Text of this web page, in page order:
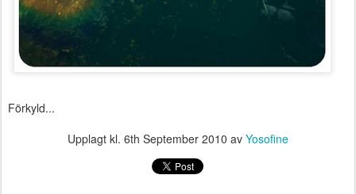
Förkyld...
Upplagt kl. 6th September 2010 av Yosofine